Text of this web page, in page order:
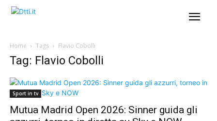
Home Tags Flavio Cobolli
Tag: Flavio Cobolli
Sport in tv
Mutua Madrid Open 2026: Sinner guida gli